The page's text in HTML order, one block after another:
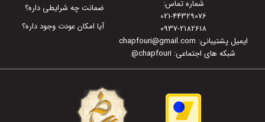
شماره تماس:
021-44329076
0937-2182618
ایمیل پشتیبانی: chapfouri@gmail.com
شبکه های اجتماعی: chapfouri
@
ضمانت چه شرایطی داره؟
آیا امکان عودت وجود داره؟